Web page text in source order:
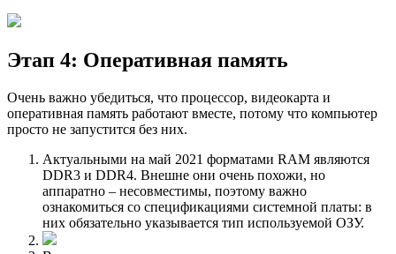
Этап 4: Оперативная память
Очень важно убедиться, что процессор, видеокарта и
оперативная память работают вместе, потому что компьютер
просто не запустится без них.
Актуальными на май 2021 форматами RAM являются
DDR3 и DDR4. Внешне они очень похожи, но
аппаратно – несовместимы, поэтому важно
ознакомиться со спецификациями системной платы: в
них обязательно указывается тип используемой ОЗУ.